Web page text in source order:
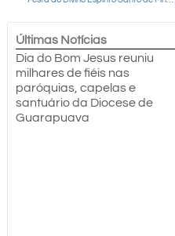
Últimas Notícias
Dia do Bom Jesus reuniu
milhares de fiéis nas
paróquias, capelas e
santuário da Diocese de
Guarapuava